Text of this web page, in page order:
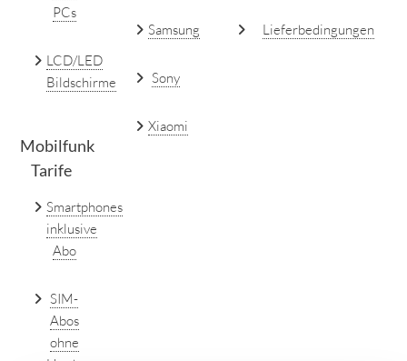
PCs
LCD/LED
Bildschirme
Mobilfunk
Tarife
Smartphones
inklusive
Abo
SIM-
Abos
ohne
Samsung
Sony
Xiaomi
Lieferbedingungen